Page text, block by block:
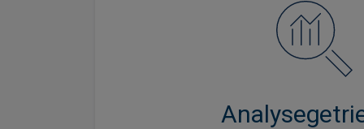
Durch intensive und
erhalten wir tiefgreifende
Branchendynamiken mit dem
nachhaltige Renditen zu